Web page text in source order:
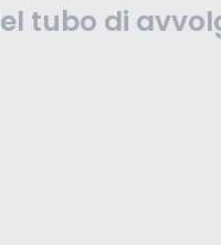
tubo di